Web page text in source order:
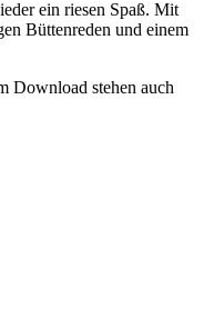
ein riesen Spaß. Mit
Büttenreden und einem
Download stehen auch